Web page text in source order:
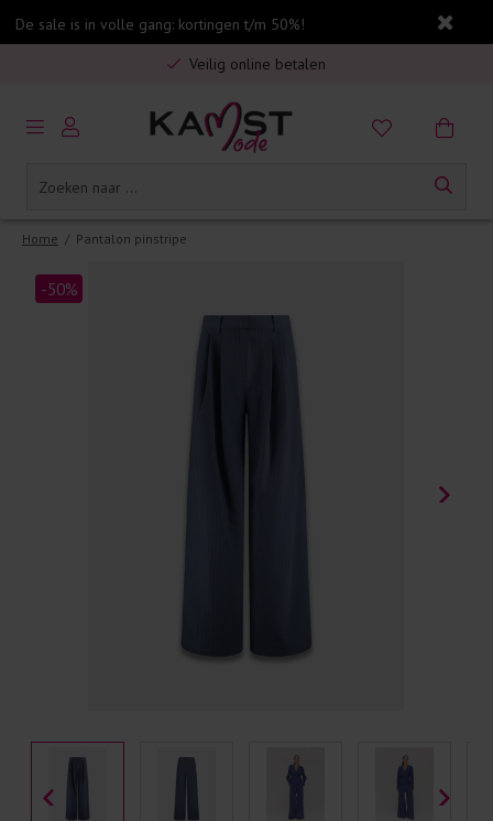
De sale is in volle gang: kortingen t/m 50%!
Gratis verzending in Nederland vanaf €75,-
Veilig online betalen
5% spaarbonus op jouw aankoop
Gratis verzending in Nederland vanaf €75,-
Home / Pantalon pinstripe
-50%